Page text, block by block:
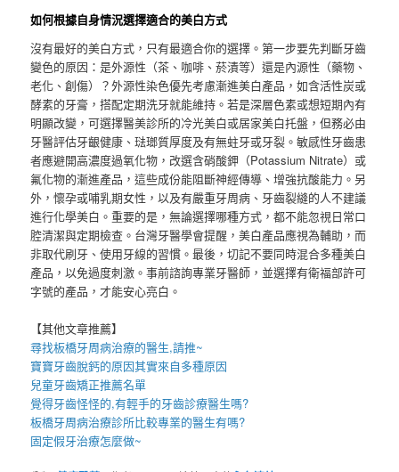
如何根據自身情況選擇適合的美白方式
沒有最好的美白方式，只有最適合你的選擇。第一步要先判斷牙齒
變色的原因：是外源性（茶、咖啡、菸漬等）還是內源性（藥物、
老化、創傷）？外源性染色優先考慮漸進美白產品，如含活性炭或
酵素的牙膏，搭配定期洗牙就能維持。若是深層色素或想短期內有
明顯改變，可選擇醫美診所的冷光美白或居家美白托盤，但務必由
牙醫評估牙齦健康、琺瑯質厚度及有無蛀牙或牙裂。敏感性牙齒患
者應避開高濃度過氧化物，改選含硝酸鉀（Potassium Nitrate）或
氟化物的漸進產品，這些成份能阻斷神經傳導、增強抗酸能力。另
外，懷孕或哺乳期女性，以及有嚴重牙周病、牙齒裂縫的人不建議
進行化學美白。重要的是，無論選擇哪種方式，都不能忽視日常口
腔清潔與定期檢查。台灣牙醫學會提醒，美白產品應視為輔助，而
非取代刷牙、使用牙線的習慣。最後，切記不要同時混合多種美白
產品，以免過度刺激。事前諮詢專業牙醫師，並選擇有衛福部許可
字號的產品，才能安心亮白。
【其他文章推薦】
尋找板橋牙周病治療的醫生,請推~
寶寶牙齒脫鈣的原因其實來自多種原因
兒童牙齒矯正推薦名單
覺得牙齒怪怪的,有輕手的牙齒診療醫生嗎?
板橋牙周病治療診所比較專業的醫生有嗎?
固定假牙治療怎麼做~